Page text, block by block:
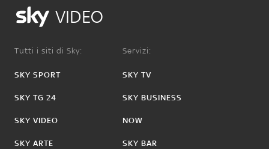
VIDEO
Tutti i siti di Sky:
SKY SPORT
SKY TG 24
SKY VIDEO
SKY ARTE
Servizi:
SKY TV
SKY BUSINESS
NOW
SKY BAR